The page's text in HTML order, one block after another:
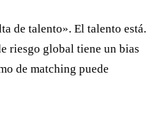
de talento». El talento está.
riesgo global tiene un bias
de matching puede